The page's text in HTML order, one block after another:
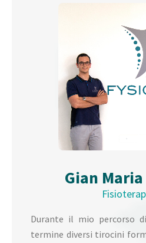
Gian
Durante il mio percorso
termine diversi tirocini